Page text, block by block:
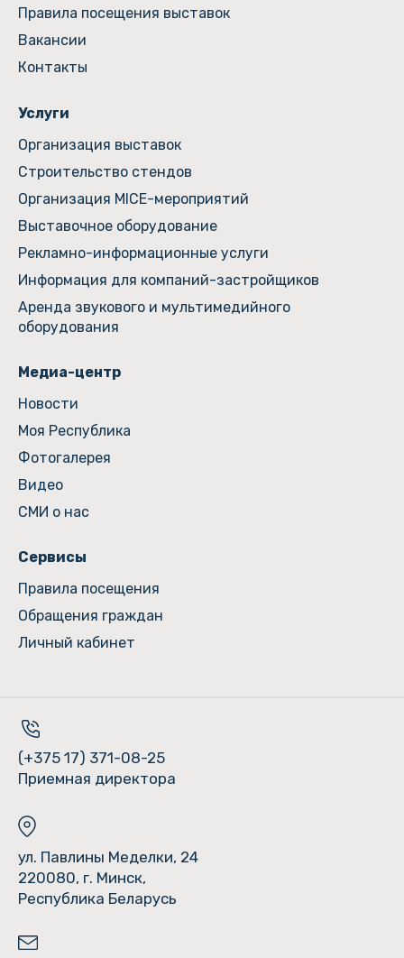
Правила посещения выставок
Вакансии
Контакты
Услуги
Организация выставок
Строительство стендов
Организация MICE-мероприятий
Выставочное оборудование
Рекламно-информационные услуги
Информация для компаний-застройщиков
Аренда звукового и мультимедийного
оборудования
Медиа-центр
Новости
Моя Республика
Фотогалерея
Видео
СМИ о нас
Сервисы
Правила посещения
Обращения граждан
Личный кабинет
(+375 17) 371-08-25
Приемная директора
ул. Павлины Меделки, 24
220080, г. Минск,
Республика Беларусь